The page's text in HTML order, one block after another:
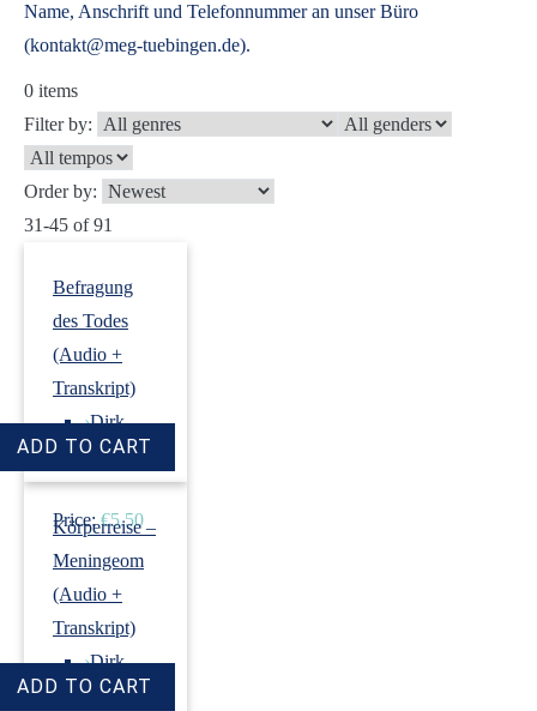
Name, Anschrift und Telefonnummer an unser Büro
(kontakt@meg-tuebingen.de).
0 items
Filter by:
Order by:
31-45 of 91
Befragung
des Todes
(Audio +
Transkript)
›Dirk
Revenstorf
Price: €5.50
Körperreise –
Meningeom
(Audio +
Transkript)
›Dirk
Revenstorf